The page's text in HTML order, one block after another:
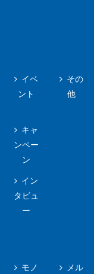
イベ
ント
キャ
ンペー
ン
イン
タビュ
ー
その
他
モノ
メル